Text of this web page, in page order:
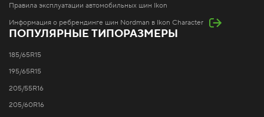
Правила эксплуатации автомобильных шин Ikon
Информация о ребрендинге шин Nordman в Ikon Character
ПОПУЛЯРНЫЕ ТИПОРАЗМЕРЫ
185/65R15
195/65R15
205/55R16
205/60R16